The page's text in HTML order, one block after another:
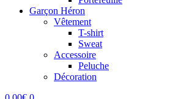
Garçon Héron
Vêtement
T-shirt
Sweat
Accessoire
Peluche
Décoration